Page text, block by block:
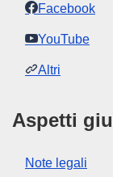
Facebook
YouTube
Altri
Aspetti
Note legali